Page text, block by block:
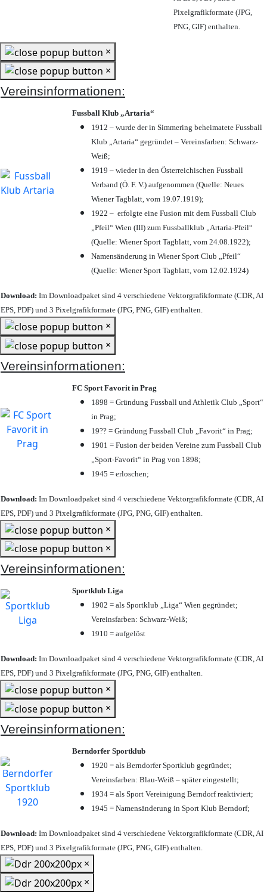
Pixelgrafikformate (JPG,
PNG, GIF) enthalten.
×
×
Vereinsinformationen:
Fussball Klub „Artaria“
1912 – wurde der in Simmering beheimatete Fussball
Klub „Artaria“ gegründet – Vereinsfarben: Schwarz-
Weiß;
1919 – wieder in den Österreichischen Fussball
Verband (Ö. F. V.) aufgenommen (Quelle: Neues
Wiener Tagblatt, vom 19.07.1919);
1922 – erfolgte eine Fusion mit dem Fussball Club
„Pfeil“ Wien (III) zum Fussballklub „Artaria-Pfeil“
(Quelle: Wiener Sport Tagblatt, vom 24.08.1922);
Namensänderung in Wiener Sport Club „Pfeil“
(Quelle: Wiener Sport Tagblatt, vom 12.02.1924)
Download: Im Downloadpaket sind 4 verschiedene Vektorgrafikformate (CDR, AI
EPS, PDF) und 3 Pixelgrafikformate (JPG, PNG, GIF) enthalten.
×
×
Vereinsinformationen:
FC Sport Favorit in Prag
1898 = Gründung Fussball und Athletik Club „Sport“
in Prag;
19?? = Gründung Fussball Club „Favorit“ in Prag;
1901 = Fusion der beiden Vereine zum Fussball Club
„Sport-Favorit“ in Prag von 1898;
1945 = erloschen;
Download: Im Downloadpaket sind 4 verschiedene Vektorgrafikformate (CDR, AI
EPS, PDF) und 3 Pixelgrafikformate (JPG, PNG, GIF) enthalten.
×
×
Vereinsinformationen:
Sportklub Liga
1902 = als Sportklub „Liga“ Wien gegründet;
Vereinsfarben: Schwarz-Weiß;
1910 = aufgelöst
Download: Im Downloadpaket sind 4 verschiedene Vektorgrafikformate (CDR, AI
EPS, PDF) und 3 Pixelgrafikformate (JPG, PNG, GIF) enthalten.
×
×
Vereinsinformationen:
Berndorfer Sportklub
1920 = als Berndorfer Sportklub gegründet;
Vereinsfarben: Blau-Weiß – später eingestellt;
1934 = als Sport Vereinigung Berndorf reaktiviert;
1945 = Namensänderung in Sport Klub Berndorf;
Download: Im Downloadpaket sind 4 verschiedene Vektorgrafikformate (CDR, AI
EPS, PDF) und 3 Pixelgrafikformate (JPG, PNG, GIF) enthalten.
×
×